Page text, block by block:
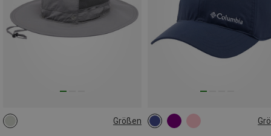
Größen
ONE SIZE ONE SIZE